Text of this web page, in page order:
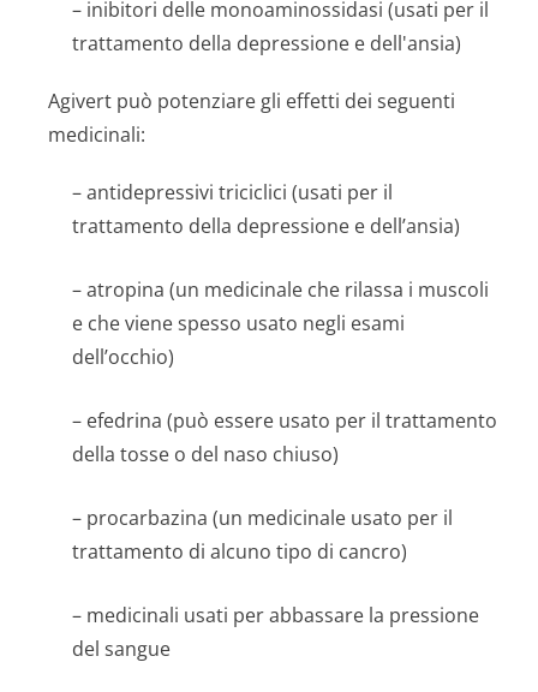
– inibitori delle monoaminossidasi (usati per il
trattamento della depressione e dell'ansia)
Agivert può potenziare gli effetti dei seguenti
medicinali:
– antidepressivi triciclici (usati per il
trattamento della depressione e dell’ansia)
– atropina (un medicinale che rilassa i muscoli
e che viene spesso usato negli esami
dell’occhio)
– efedrina (può essere usato per il trattamento
della tosse o del naso chiuso)
– procarbazina (un medicinale usato per il
trattamento di alcuno tipo di cancro)
– medicinali usati per abbassare la pressione
del sangue